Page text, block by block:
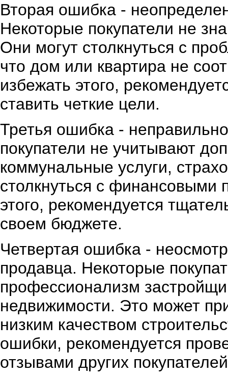
Вторая ошибка -
Некоторые покупатели не
Они могут столкнуться с
что дом или квартира не
избежать этого,
ставить четкие цели.
Третья ошибка -
покупатели не учитывают
коммунальные услуги,
столкнуться с
этого, рекомендуется
своем бюджете.
Четвертая ошибка -
продавца. Некоторые
профессионализм
недвижимости. Это может
низким качеством
ошибки, рекомендуется
отзывами других